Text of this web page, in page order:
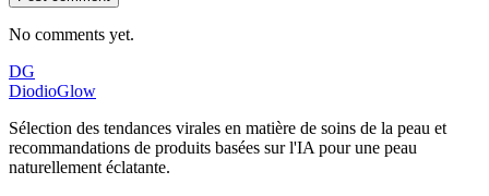
No comments yet.
DG
DiodioGlow
Sélection des tendances virales en matière de soins de la peau et
recommandations de produits basées sur l'IA pour une peau
naturellement éclatante.